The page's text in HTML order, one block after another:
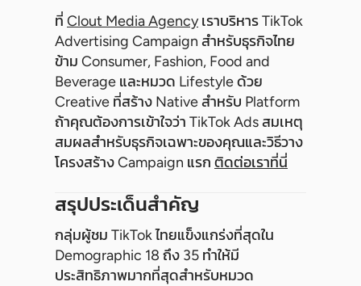
ที่ Clout Media Agencyเราบริหาร TikTok
Advertising Campaign สำหรับธุรกิจไทย
ข้าม Consumer, Fashion, Food and
Beverage และหมวด Lifestyle ด้วย
Creative ที่สร้าง Native สำหรับ Platform
ถ้าคุณต้องการเข้าใจว่า TikTok Ads สมเหตุ
สมผลสำหรับธุรกิจเฉพาะของคุณและวิธีวาง
โครงสร้าง Campaign แรก ติดต่อเราที่นี่
สรุปประเด็นสำคัญ
กลุ่มผู้ชม TikTok ไทยแข็งแกร่งที่สุดใน
Demographic 18 ถึง 35 ทำให้มี
ประสิทธิภาพมากที่สุดสำหรับหมวด